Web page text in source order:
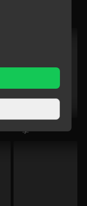
春家小姐是訟師 第
一季